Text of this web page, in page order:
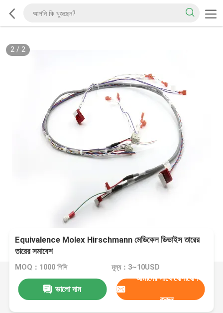
2/ 2
Equivalence Molex Hirschmann মেডিকেল ডিভাইস তারের
তারের সমাবেশ
MOQ：1000 পিসি মূল্য：3~10USD
ভালো দাম
আমাদের সাথে যোগাযোগ
করুন